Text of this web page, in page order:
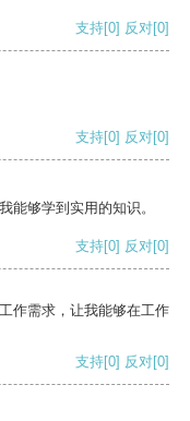
支持[0] 反对[0]
支持[0] 反对[0]
能够学到实用的知识。
支持[0] 反对[0]
作需求，让我能够在工作
支持[0] 反对[0]